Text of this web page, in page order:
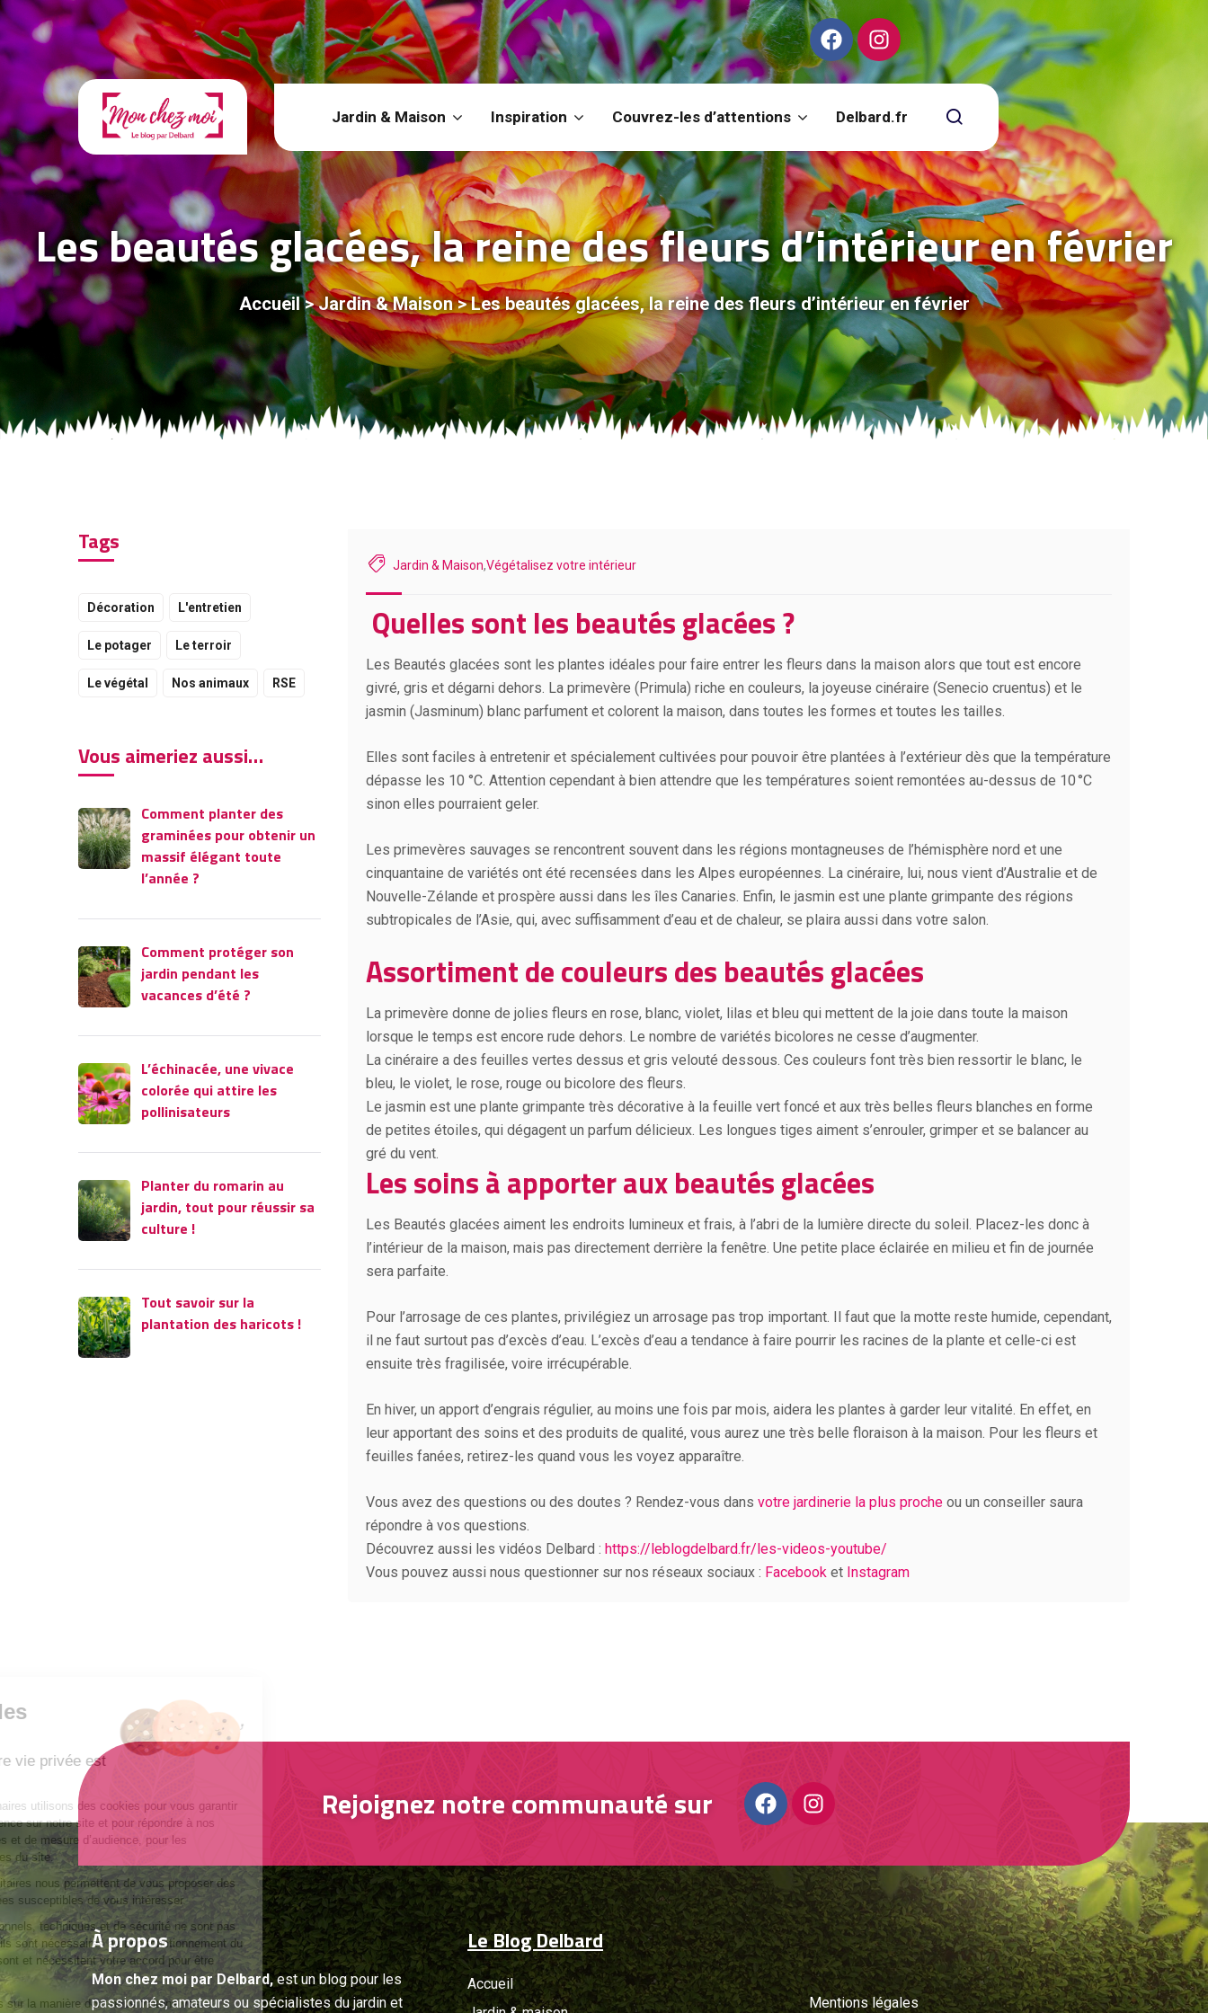
Jardin & Maison Inspiration Couvrez-les d’attentions Delbard.fr
Les beautés glacées, la reine des fleurs d’intérieur en février
Accueil>Jardin & Maison>Les beautés glacées, la reine des fleurs d’intérieur en février
Jardin & Maison,Végétalisez votre intérieur
Quelles sont les beautés glacées ?
Les Beautés glacées sont les plantes idéales pour faire entrer les fleurs dans la maison alors que tout est encore
givré, gris et dégarni dehors. La primevère (Primula) riche en couleurs, la joyeuse cinéraire (Senecio cruentus) et le
jasmin (Jasminum) blanc parfument et colorent la maison, dans toutes les formes et toutes les tailles.
Elles sont faciles à entretenir et spécialement cultivées pour pouvoir être plantées à l’extérieur dès que la température
dépasse les 10 °C. Attention cependant à bien attendre que les températures soient remontées au-dessus de 10 °C
sinon elles pourraient geler.
Les primevères sauvages se rencontrent souvent dans les régions montagneuses de l’hémisphère nord et une
cinquantaine de variétés ont été recensées dans les Alpes européennes. La cinéraire, lui, nous vient d’Australie et de
Nouvelle-Zélande et prospère aussi dans les îles Canaries. Enfin, le jasmin est une plante grimpante des régions
subtropicales de l’Asie, qui, avec suffisamment d’eau et de chaleur, se plaira aussi dans votre salon.
Assortiment de couleurs des beautés glacées
La primevère donne de jolies fleurs en rose, blanc, violet, lilas et bleu qui mettent de la joie dans toute la maison
lorsque le temps est encore rude dehors. Le nombre de variétés bicolores ne cesse d’augmenter.
La cinéraire a des feuilles vertes dessus et gris velouté dessous. Ces couleurs font très bien ressortir le blanc, le
bleu, le violet, le rose, rouge ou bicolore des fleurs.
Le jasmin est une plante grimpante très décorative à la feuille vert foncé et aux très belles fleurs blanches en forme
de petites étoiles, qui dégagent un parfum délicieux. Les longues tiges aiment s’enrouler, grimper et se balancer au
gré du vent.
Les soins à apporter aux beautés glacées
Les Beautés glacées aiment les endroits lumineux et frais, à l’abri de la lumière directe du soleil. Placez-les donc à
l’intérieur de la maison, mais pas directement derrière la fenêtre. Une petite place éclairée en milieu et fin de journée
sera parfaite.
Pour l’arrosage de ces plantes, privilégiez un arrosage pas trop important. Il faut que la motte reste humide, cependant,
il ne faut surtout pas d’excès d’eau. L’excès d’eau a tendance à faire pourrir les racines de la plante et celle-ci est
ensuite très fragilisée, voire irrécupérable.
En hiver, un apport d’engrais régulier, au moins une fois par mois, aidera les plantes à garder leur vitalité. En effet, en
leur apportant des soins et des produits de qualité, vous aurez une très belle floraison à la maison. Pour les fleurs et
feuilles fanées, retirez-les quand vous les voyez apparaître.
Vous avez des questions ou des doutes ? Rendez-vous dans votre jardinerie la plus proche ou un conseiller saura
répondre à vos questions.
Découvrez aussi les vidéos Delbard : https://leblogdelbard.fr/les-videos-youtube/
Vous pouvez aussi nous questionner sur nos réseaux sociaux : Facebook et Instagram
Tags
Décoration L'entretien
Le potager Le terroir
Le végétal Nos animaux RSE
Vous aimeriez aussi…
Comment planter des
graminées pour obtenir un
massif élégant toute
l’année ?
Comment protéger son
jardin pendant les
vacances d’été ?
L’échinacée, une vivace
colorée qui attire les
pollinisateurs
Planter du romarin au
jardin, tout pour réussir sa
culture !
Tout savoir sur la
plantation des haricots !
Rejoignez notre communauté sur
Àpropos
Mon chez moi par Delbard,est un blog pour les
passionnés, amateurs ou spécialistes du jardin et
Le Blog Delbard
Accueil
Mentions légales
Gestion des
Respecter votre vie privée est
notre priorité
Nous et nos partenaires utilisons des cookies pour vous garantir
la meilleure expérience sur notre site et pour répondre à nos
besoins statistiques et de mesure d’audience, pour les
améliorations futures du site.
Les cookies publicitaires nous permettent de vous proposer des
offres personnalisées susceptibles de vous intéresser.
Les cookies fonctionnels, techniques et de sécurité ne sont pas
paramétrables car ils sont nécessaires au bon fonctionnement du
site, les autres le sont et nécessitent votre accord pour être
déposés.
Pour en savoir plus sur la manière dont nous traitons vos